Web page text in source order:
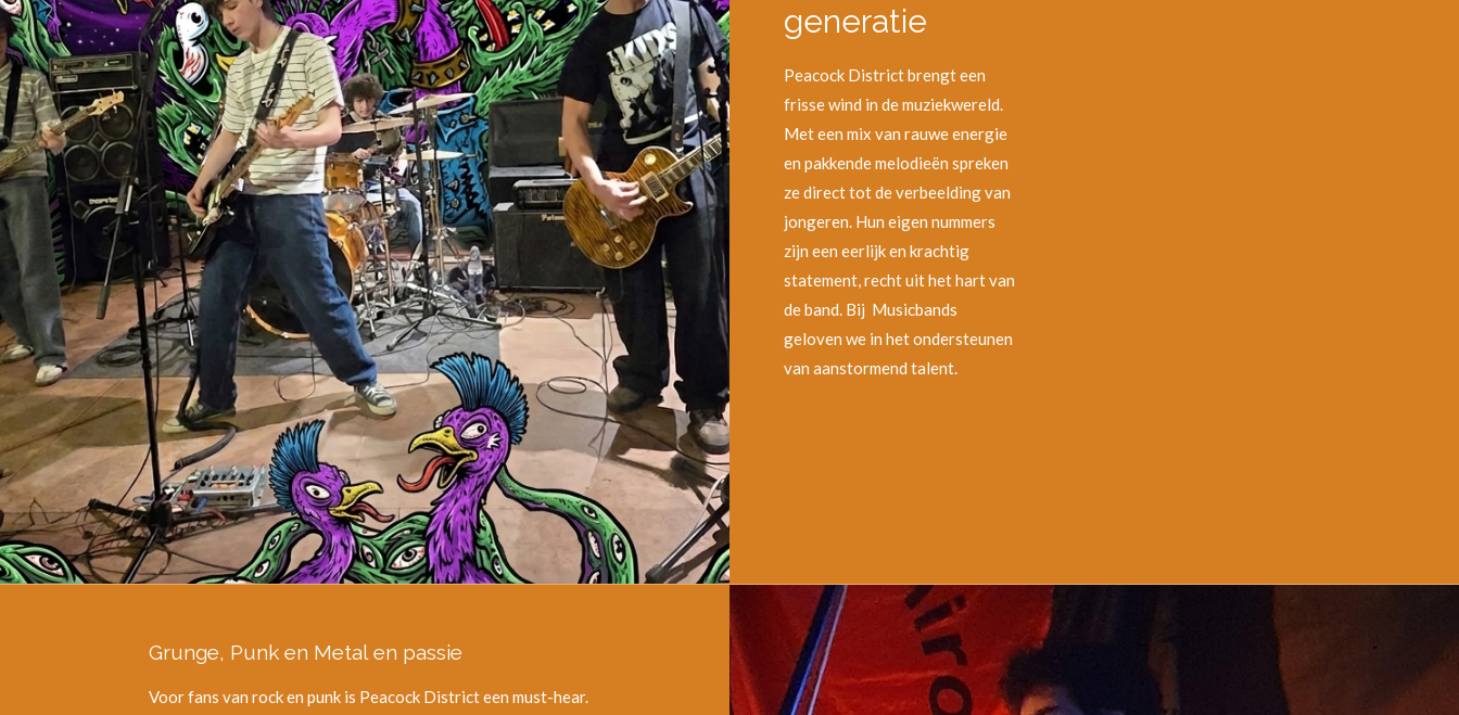
generatie
Peacock District brengt een
frisse wind in de muziekwereld.
Met een mix van rauwe energie
en pakkende melodieën spreken
ze direct tot de verbeelding van
jongeren. Hun eigen nummers
zijn een eerlijk en krachtig
statement, recht uit het hart van
de band. Bij Musicbands
geloven we in het ondersteunen
van aanstormend talent.
Grunge, Punk en Metal en passie
Voor fans van rock en punk is Peacock District een must-hear.